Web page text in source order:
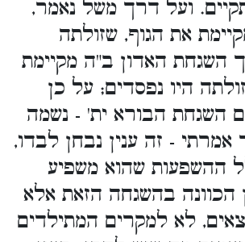
ועל דרך משל נאמר,
את הגוף, שזולתה
השגחת האדון ב"ה מקיימת
היו נפסדים; על כן
השגחת הבורא ית' - נשמה
אמרתי - זה ענין נבחן לבדו,
ההשפעות שהוא משפיע
הכוונה בהשגחה הזאת אלא
לא למקרים המתילדים